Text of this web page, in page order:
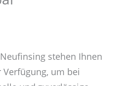
stehen Ihnen
um bei